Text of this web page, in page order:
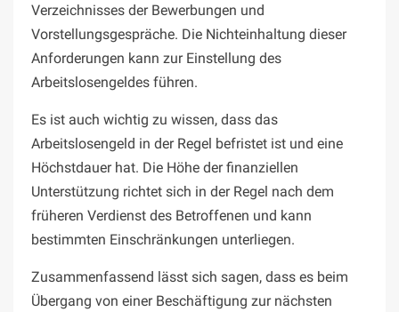
Verzeichnisses der Bewerbungen und
Vorstellungsgespräche. Die Nichteinhaltung dieser
Anforderungen kann zur Einstellung des
Arbeitslosengeldes führen.
Es ist auch wichtig zu wissen, dass das
Arbeitslosengeld in der Regel befristet ist und eine
Höchstdauer hat. Die Höhe der finanziellen
Unterstützung richtet sich in der Regel nach dem
früheren Verdienst des Betroffenen und kann
bestimmten Einschränkungen unterliegen.
Zusammenfassend lässt sich sagen, dass es beim
Übergang von einer Beschäftigung zur nächsten